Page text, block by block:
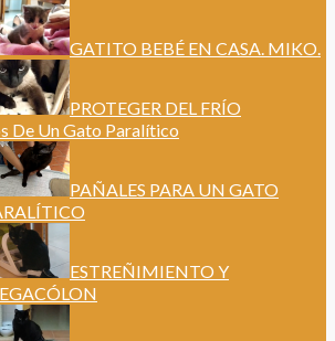
GATITO BEBÉ EN CASA. MIKO.
PROTEGER DEL FRÍO
De Un Gato Paralítico
PAÑALES PARA UN GATO
ESTREÑIMIENTO Y